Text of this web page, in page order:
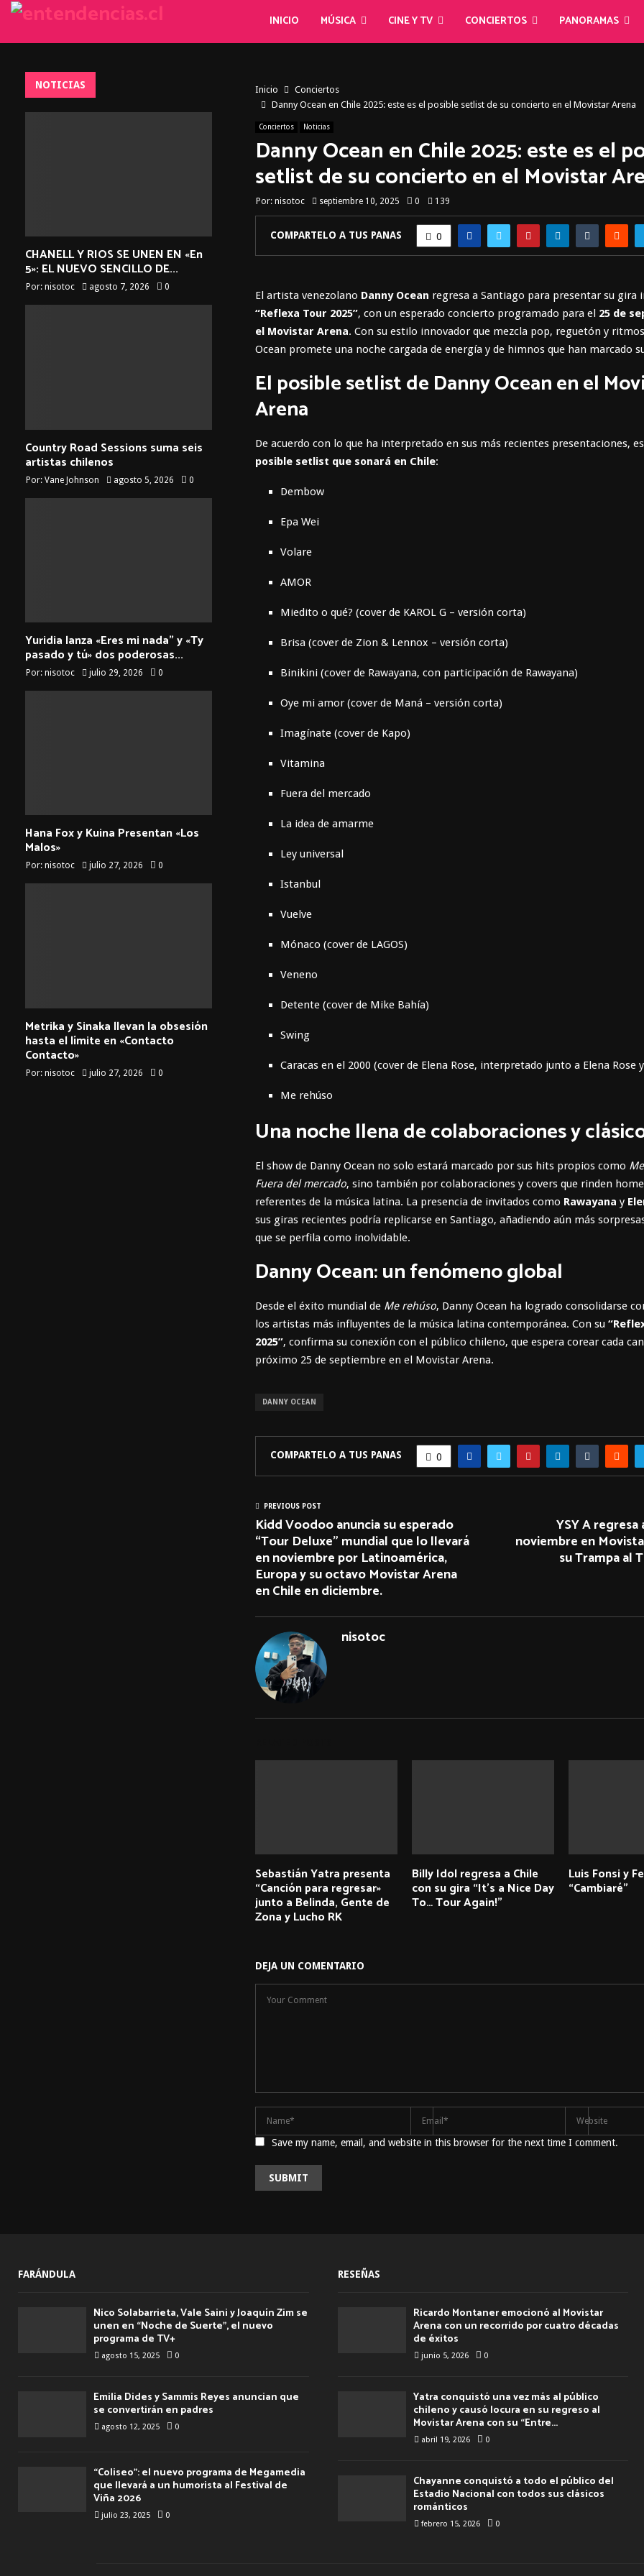
INICIO MÚSICA CINE Y TV CONCIERTOS PANORAMAS
Inicio
Conciertos
Danny Ocean en Chile 2025: este es el posible setlist de su concierto en el Movistar Arena
Conciertos Noticias
Danny Ocean en Chile 2025: este es el
setlist de su concierto en el Movistar
Por: nisotoc septiembre 10, 2025 0 139
COMPARTELO A TUS PANAS 0
El artista venezolano Danny Ocean regresa a Santiago para presentar su gira
“Reflexa Tour 2025”, con un esperado concierto programado para el 25 de
el Movistar Arena. Con su estilo innovador que mezcla pop, reguetón y
Ocean promete una noche cargada de energía y de himnos que han marcado
El posible setlist de Danny Ocean en el
Arena
De acuerdo con lo que ha interpretado en sus más recientes presentaciones,
posible setlist que sonará en Chile:
Dembow
Epa Wei
Volare
AMOR
Miedito o qué? (cover de KAROL G – versión corta)
Brisa (cover de Zion & Lennox – versión corta)
Binikini (cover de Rawayana, con participación de Rawayana)
Oye mi amor (cover de Maná – versión corta)
Imagínate (cover de Kapo)
Vitamina
Fuera del mercado
La idea de amarme
Ley universal
Istanbul
Vuelve
Mónaco (cover de LAGOS)
Veneno
Detente (cover de Mike Bahía)
Swing
Caracas en el 2000 (cover de Elena Rose, interpretado junto a Elena Rose
Me rehúso
Una noche llena de colaboraciones y
El show de Danny Ocean no solo estará marcado por sus hits propios como
Fuera del mercado, sino también por colaboraciones y covers que rinden
referentes de la música latina. La presencia de invitados como Rawayana y
sus giras recientes podría replicarse en Santiago, añadiendo aún más
que se perfila como inolvidable.
Danny Ocean: un fenómeno global
Desde el éxito mundial de Me rehúso, Danny Ocean ha logrado consolidarse
los artistas más influyentes de la música latina contemporánea. Con su
2025”, confirma su conexión con el público chileno, que espera corear cada
próximo 25 de septiembre en el Movistar Arena.
DANNY OCEAN
COMPARTELO A TUS PANAS 0
PREVIOUS POST
Kidd Voodoo anuncia su esperado
“Tour Deluxe” mundial que lo llevará
en noviembre por Latinoamérica,
Europa y su octavo Movistar Arena
en Chile en diciembre.
YSY A regresa
noviembre en
su Trampa al
nisotoc
Sebastián Yatra presenta
“Canción para regresar»
junto a Belinda, Gente de
Zona y Lucho RK
Billy Idol regresa a Chile
con su gira “It’s a Nice Day
To… Tour Again!”
Luis Fonsi y
“Cambiaré”
DEJA UN COMENTARIO
Save my name, email, and website in this browser for the next time I comment.
NOTICIAS
CHANELL Y RIOS SE UNEN EN «En
5»: EL NUEVO SENCILLO DE...
Por: nisotoc agosto 7, 2026 0
Country Road Sessions suma seis
artistas chilenos
Por: Vane Johnson agosto 5, 2026 0
Yuridia lanza «Eres mi nada” y «Ty
pasado y tú» dos poderosas...
Por: nisotoc julio 29, 2026 0
Hana Fox y Kuina Presentan «Los
Malos»
Por: nisotoc julio 27, 2026 0
Metrika y Sinaka llevan la obsesión
hasta el límite en «Contacto
Contacto»
Por: nisotoc julio 27, 2026 0
FARÁNDULA
Nico Solabarrieta, Vale Saini y Joaquín Zim se
unen en “Noche de Suerte”, el nuevo
programa de TV+
agosto 15, 2025 0
Emilia Dides y Sammis Reyes anuncian que
se convertirán en padres
agosto 12, 2025 0
“Coliseo”: el nuevo programa de Megamedia
que llevará a un humorista al Festival de
Viña 2026
julio 23, 2025 0
RESEÑAS
Ricardo Montaner emocionó al Movistar
Arena con un recorrido por cuatro décadas
de éxitos
junio 5, 2026 0
Yatra conquistó una vez más al público
chileno y causó locura en su regreso al
Movistar Arena con su “Entre...
abril 19, 2026 0
Chayanne conquistó a todo el público del
Estadio Nacional con todos sus clásicos
románticos
febrero 15, 2026 0